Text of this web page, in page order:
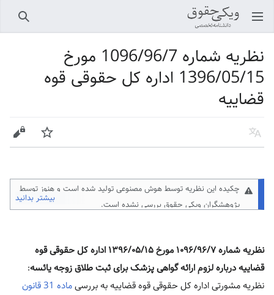
باز کردن منو اصلی جستجو
نظریه شماره 1096/96/7 مورخ
1396/05/15 اداره کل حقوقی قوه
قضاییه
زبان پیگیری ویرایش
بیشتر بدانید
چکیده این نظریه توسط هوش مصنوعی تولید شده است و هنوز توسط
پژوهشگران ویکی حقوقبررسی نشده است.
نظریه شماره ۱۰۹۶/۹۶/۷ مورخ ۱۳۹۶/۰۵/۱۵ اداره کل حقوقی قوه
قضاییه درباره لزوم ارائه گواهی پزشک برای ثبت طلاق زوجه یائسه:
نظریه مشورتی اداره کل حقوقی قوه قضاییه به بررسی
ماده 31 قانون